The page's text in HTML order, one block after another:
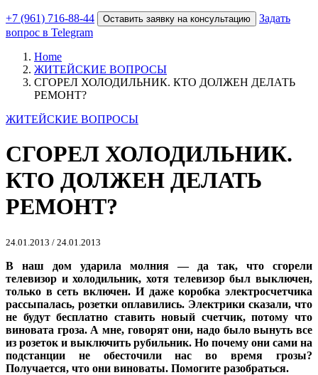
+7 (961) 716-88-44 Оставить заявку на консультацию
Задать
вопрос в Telegram
Home
ЖИТЕЙСКИЕ ВОПРОСЫ
СГОРЕЛ ХОЛОДИЛЬНИК. КТО ДОЛЖЕН ДЕЛАТЬ
РЕМОНТ?
ЖИТЕЙСКИЕ ВОПРОСЫ
СГОРЕЛ ХОЛОДИЛЬНИК.
КТО ДОЛЖЕН ДЕЛАТЬ
РЕМОНТ?
24.01.2013 / 24.01.2013
В наш дом ударила молния — да так, что сгорели
телевизор и холодильник, хотя телевизор был выключен,
только в сеть включен. И даже коробка электросчетчика
рассыпа­лась, розетки оплавились. Электрики сказали, что
не будут бесплатно ставить новый счетчик, потому что
виновата гро­за. А мне, говорят они, надо было вынуть все
из розеток и выключить рубильник. Но почему они сами на
подстанции не обесточили нас во время грозы?
Получается, что они вино­ваты. Помогите разобраться.